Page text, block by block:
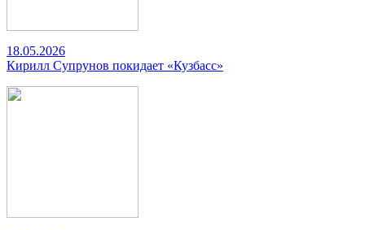
18.05.2026
Кирилл Супрунов покидает «Кузбасс»